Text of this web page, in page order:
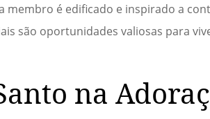
é edificado e inspirado a
são oportunidades valiosas para
na